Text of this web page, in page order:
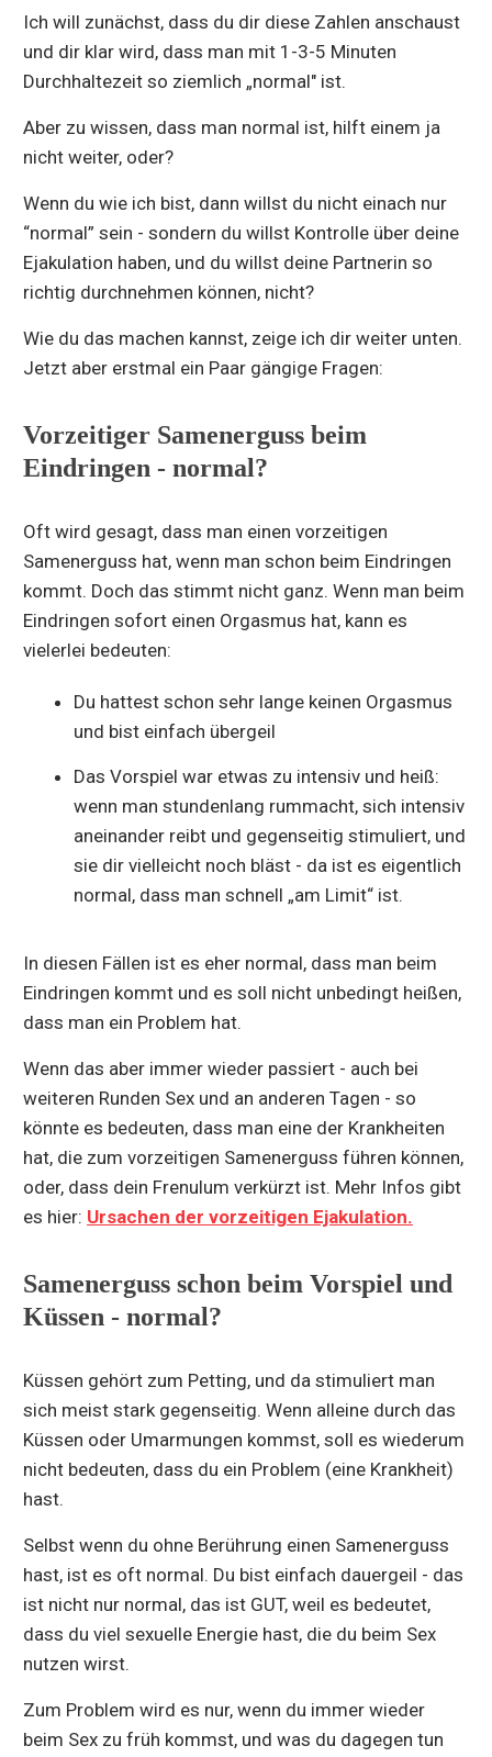
Ich will zunächst, dass du dir diese Zahlen anschaust
und dir klar wird, dass man mit 1-3-5 Minuten
Durchhaltezeit so ziemlich „normal" ist.
Aber zu wissen, dass man normal ist, hilft einem ja
nicht weiter, oder?
Wenn du wie ich bist, dann willst du nicht einach nur
“normal” sein - sondern du willst Kontrolle über deine
Ejakulation haben, und du willst deine Partnerin so
richtig durchnehmen können, nicht?
Wie du das machen kannst, zeige ich dir weiter unten.
Jetzt aber erstmal ein Paar gängige Fragen:
Vorzeitiger Samenerguss beim
Eindringen - normal?
Oft wird gesagt, dass man einen vorzeitigen
Samenerguss hat, wenn man schon beim Eindringen
kommt. Doch das stimmt nicht ganz. Wenn man beim
Eindringen sofort einen Orgasmus hat, kann es
vielerlei bedeuten:
Du hattest schon sehr lange keinen Orgasmus
und bist einfach übergeil
Das Vorspiel war etwas zu intensiv und heiß:
wenn man stundenlang rummacht, sich intensiv
aneinander reibt und gegenseitig stimuliert, und
sie dir vielleicht noch bläst - da ist es eigentlich
normal, dass man schnell „am Limit“ ist.
In diesen Fällen ist es eher normal, dass man beim
Eindringen kommt und es soll nicht unbedingt heißen,
dass man ein Problem hat.
Wenn das aber immer wieder passiert - auch bei
weiteren Runden Sex und an anderen Tagen - so
könnte es bedeuten, dass man eine der Krankheiten
hat, die zum vorzeitigen Samenerguss führen können,
oder, dass dein Frenulum verkürzt ist. Mehr Infos gibt
es hier: Ursachen der vorzeitigen Ejakulation.
Samenerguss schon beim Vorspiel und
Küssen - normal?
Küssen gehört zum Petting, und da stimuliert man
sich meist stark gegenseitig. Wenn alleine durch das
Küssen oder Umarmungen kommst, soll es wiederum
nicht bedeuten, dass du ein Problem (eine Krankheit)
hast.
Selbst wenn du ohne Berührung einen Samenerguss
hast, ist es oft normal. Du bist einfach dauergeil - das
ist nicht nur normal, das ist GUT, weil es bedeutet,
dass du viel sexuelle Energie hast, die du beim Sex
nutzen wirst.
Zum Problem wird es nur, wenn du immer wieder
beim Sex zu früh kommst, und was du dagegen tun